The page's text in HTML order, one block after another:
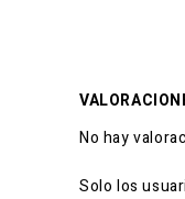
No hay
Solo los